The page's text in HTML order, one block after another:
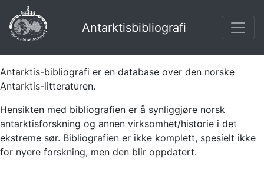
Antarktisbibliografi
Antarktis-bibliografi er en database over den norske
Antarktis-litteraturen.
Hensikten med bibliografien er å synliggjøre norsk
antarktisforskning og annen virksomhet/historie i det
ekstreme sør. Bibliografien er ikke komplett, spesielt ikke
for nyere forskning, men den blir oppdatert.